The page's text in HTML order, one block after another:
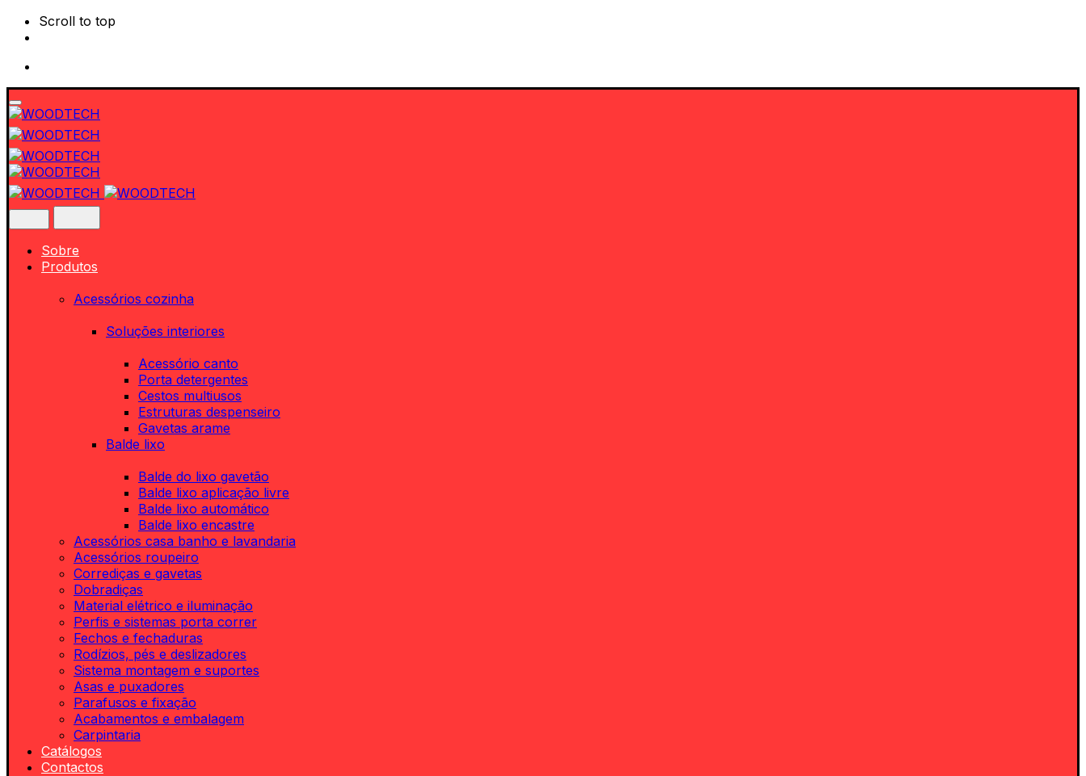
Scroll to top
Skip
to
content
Sobre
Produtos
Acessórios cozinha
Soluções interiores
Acessório canto
Porta detergentes
Cestos multiusos
Estruturas despenseiro
Gavetas arame
Balde lixo
Balde do lixo gavetão
Balde lixo aplicação livre
Balde lixo automático
Balde lixo encastre
Acessórios casa banho e lavandaria
Acessórios roupeiro
Corrediças e gavetas
Dobradiças
Material elétrico e iluminação
Perfis e sistemas porta correr
Fechos e fechaduras
Rodízios, pés e deslizadores
Sistema montagem e suportes
Asas e puxadores
Parafusos e fixação
Acabamentos e embalagem
Carpintaria
Catálogos
Contactos